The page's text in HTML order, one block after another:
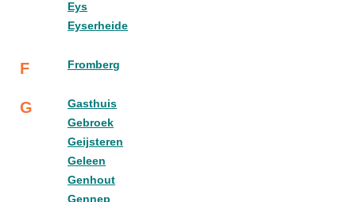
Eys
Eyserheide
F Fromberg
G
Gasthuis
Gebroek
Geijsteren
Geleen
Genhout
Gennep